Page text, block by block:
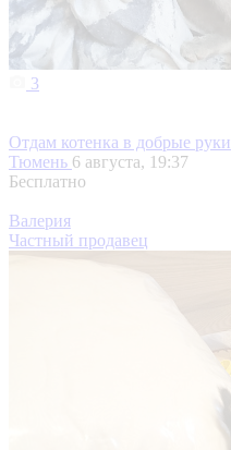
3
Отдам котенка в добрые руки
Тюмень 6 августа, 19:37
Бесплатно
Валерия
Частный продавец